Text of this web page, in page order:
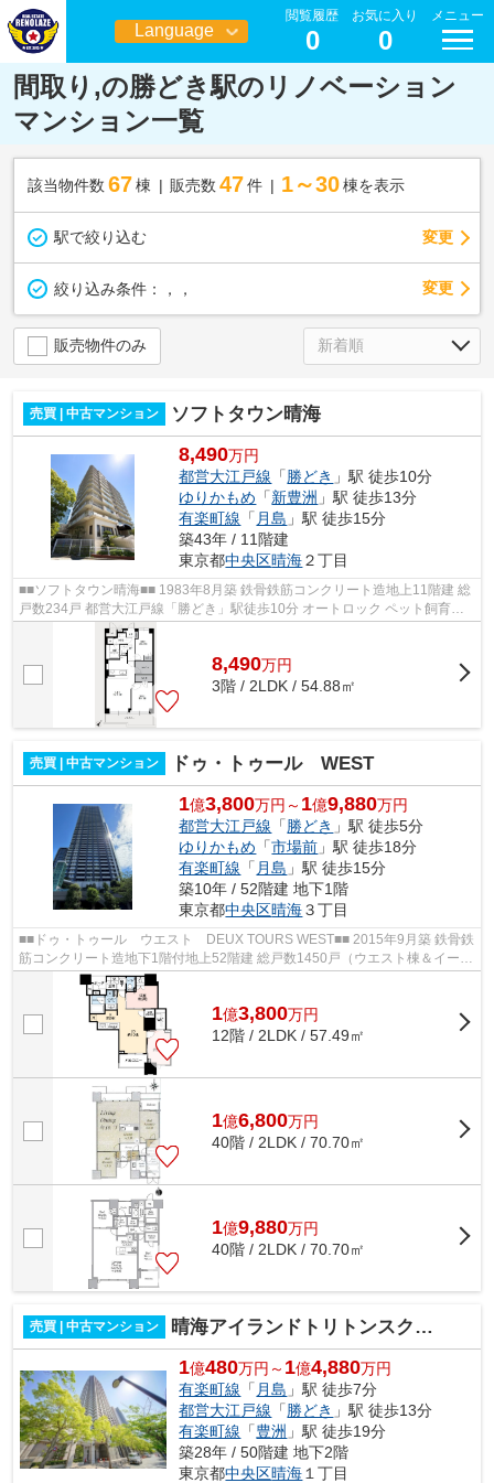
Language
日本語
閲覧履歴
0
お気に入り
0
メニュー
間取り,の勝どき駅のリノベーション
マンション一覧
該当物件数 67棟 販売数 47 件 1～30 棟を表示
駅で絞り込む 変更
絞り込み条件： ，， 変更
販売物件のみ
売買 | 中古マンション ソフトタウン晴海
8,490万円
都営大江戸線 「 勝どき 」駅 徒歩10分
ゆりかもめ 「新豊洲 」駅 徒歩13分
有楽町線 「 月島 」駅 徒歩15分
築43年 / 11階建
東京都中央区晴海２丁目
■■ソフトタウン晴海■■ 1983年8月築 鉄骨鉄筋コンクリート造地上11階建 総
戸数234戸 都営大江戸線「勝どき」駅徒歩10分 オートロック ペット飼育可
能 防犯カメラ 自転車置き場(要確...
8,490万円
3階 / 2LDK / 54.88㎡
売買 | 中古マンション ドゥ・トゥール WEST
1億3,800万円～ 1億9,880万円
都営大江戸線 「 勝どき 」駅 徒歩5分
ゆりかもめ 「市場前 」駅 徒歩18分
有楽町線 「 月島 」駅 徒歩15分
築10年 / 52階建 地下1階
東京都中央区晴海３丁目
■■ドゥ・トゥール ウエスト DEUX TOURS WEST■■ 2015年9月築 鉄骨鉄
筋コンクリート造地下1階付地上52階建 総戸数1450戸（ウエスト棟＆イース
ト棟の合計） 都営大江戸線「勝どき」駅...
1億3,800万円
12階 / 2LDK / 57.49㎡
1億6,800万円
40階 / 2LDK / 70.70㎡
1億9,880万円
40階 / 2LDK / 70.70㎡
売買 | 中古マンション 晴海アイランドトリトンスクエアビュータワー
1億480万円～ 1億4,880万円
有楽町線 「 月島 」駅 徒歩7分
都営大江戸線 「勝どき 」駅 徒歩13分
有楽町線 「豊洲 」駅 徒歩19分
築28年 / 50階建 地下2階
東京都中央区晴海 １丁目